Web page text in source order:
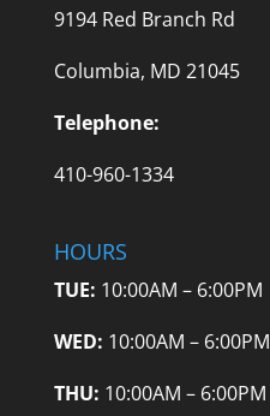
9194 Red Branch Rd
Columbia, MD 21045
Telephone:
410-960-1334
HOURS
TUE: 10:00AM – 6:00PM
WED: 10:00AM – 6:00PM
THU: 10:00AM – 6:00PM